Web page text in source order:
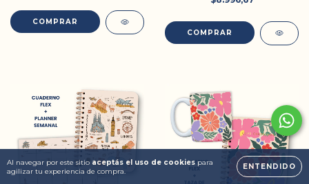
Al navegar por este sitio aceptás el uso de cookies para
agilizar tu experiencia de compra.
ENTENDIDO